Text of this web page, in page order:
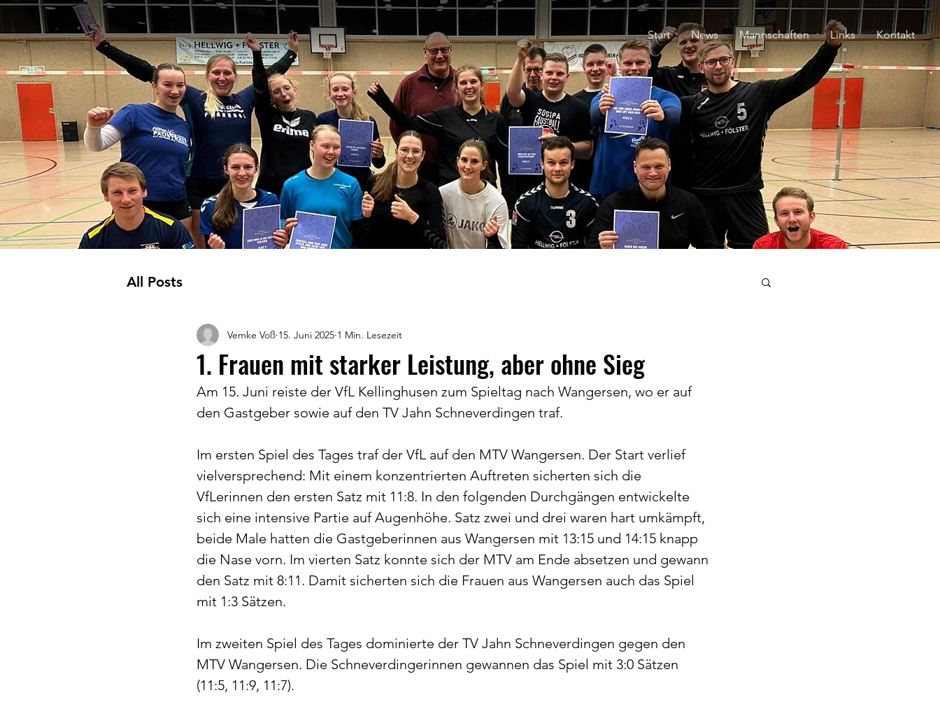
Start News Mannschaften Links Kontakt
All Posts
1. Frauen mit starker Leistung, aber ohne Sieg
Vemke Voß 15. Juni 2025 1 Min. Lesezeit
Am 15. Juni reiste der VfL Kellinghusen zum Spieltag nach Wangersen, wo er auf
den Gastgeber sowie auf den TV Jahn Schneverdingen traf.
Im ersten Spiel des Tages traf der VfL auf den MTV Wangersen. Der Start verlief
vielversprechend: Mit einem konzentrierten Auftreten sicherten sich die
VfLerinnen den ersten Satz mit 11:8. In den folgenden Durchgängen entwickelte
sich eine intensive Partie auf Augenhöhe. Satz zwei und drei waren hart umkämpft,
beide Male hatten die Gastgeberinnen aus Wangersen mit 13:15 und 14:15 knapp
die Nase vorn. Im vierten Satz konnte sich der MTV am Ende absetzen und gewann
den Satz mit 8:11. Damit sicherten sich die Frauen aus Wangersen auch das Spiel
mit 1:3 Sätzen.
Im zweiten Spiel des Tages dominierte der TV Jahn Schneverdingen gegen den
MTV Wangersen. Die Schneverdingerinnen gewannen das Spiel mit 3:0 Sätzen
(11:5, 11:9, 11:7).